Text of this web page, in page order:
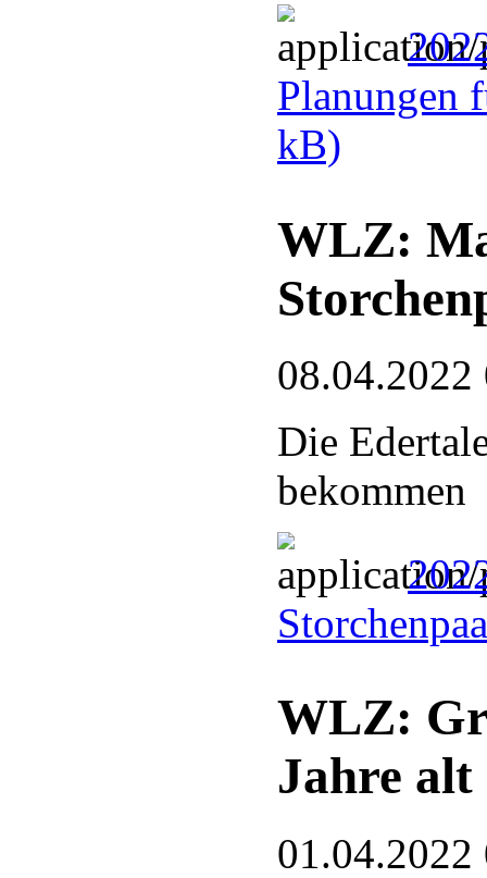
Planungen
kB)
WLZ:
08.04.2022
Die
bekommen
WLZ:
Jahre alt
01.04.2022